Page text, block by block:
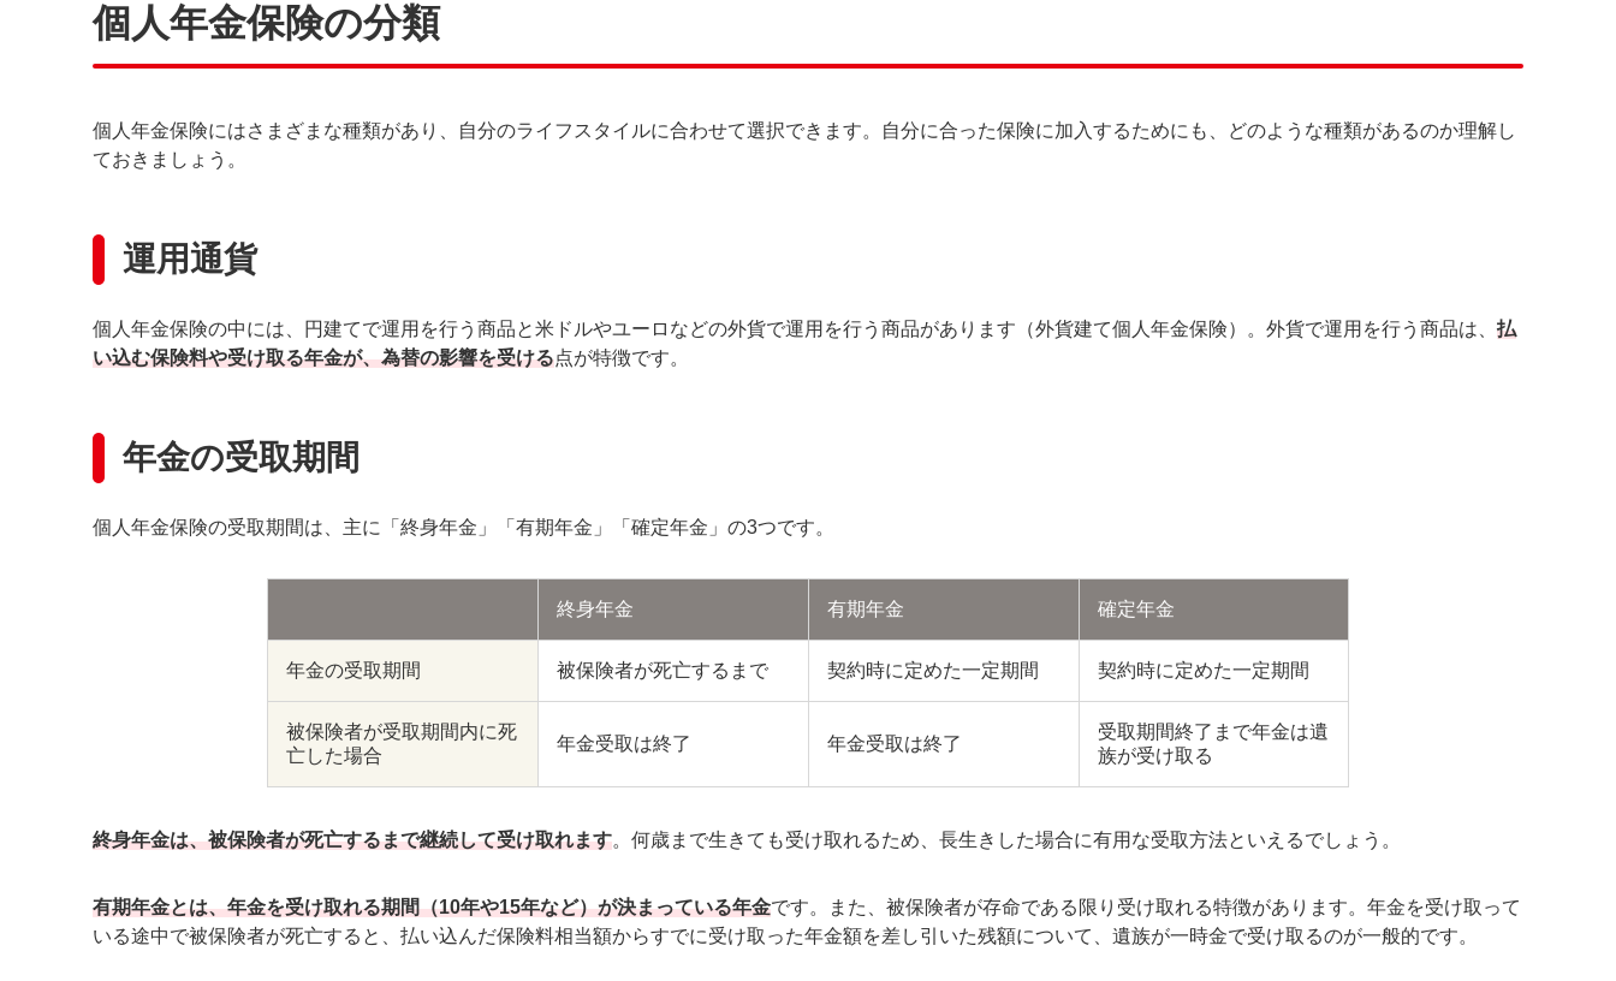
個人年金保険の分類
個人年金保険にはさまざまな種類があり、自分のライフスタイルに合わせて選択できます。自分に合った保険に加入するためにも、どのような種類があるのか理解し
ておきましょう。
運用通貨
個人年金保険の中には、円建てで運用を行う商品と米ドルやユーロなどの外貨で運用を行う商品があります（外貨建て個人年金保険）。外貨で運用を行う商品は、 払
い込む保険料や受け取る年金が、為替の影響を受ける点が特徴です。
年金の受取期間
個人年金保険の受取期間は、主に「終身年金」「有期年金」「確定年金」の3つです。
終身年金 有期年金 確定年金
年金の受取期間 被保険者が死亡するまで 契約時に定めた一定期間 契約時に定めた一定期間
被保険者が受取期間内に死
亡した場合
年金受取は終了 年金受取は終了
受取期間終了まで年金は遺
族が受け取る
終身年金は、被保険者が死亡するまで継続して受け取れます。何歳まで生きても受け取れるため、長生きした場合に有用な受取方法といえるでしょう。
有期年金とは、年金を受け取れる期間（10年や15年など）が決まっている年金です。また、被保険者が存命である限り受け取れる特徴があります。年金を受け取って
いる途中で被保険者が死亡すると、払い込んだ保険料相当額からすでに受け取った年金額を差し引いた残額について、遺族が一時金で受け取るのが一般的です。